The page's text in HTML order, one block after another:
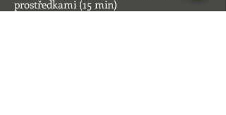
prostředkami (15 min)